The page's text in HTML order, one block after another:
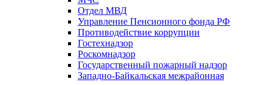
Отдел МВД
Управление Пенсионного фонда РФ
Противодействие коррупции
Гостехнадзор
Роскомнадзор
Государственный пожарный надзор
Западно-Байкальская межрайонная